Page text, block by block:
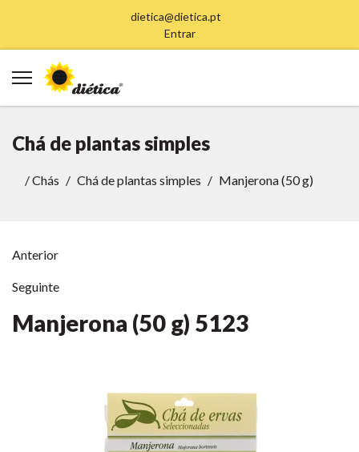
dietica@dietica.pt
Entrar
Chá de plantas simples
/Chás Chá de plantas simples Manjerona (50 g)
Anterior
Seguinte
Manjerona (50 g) 5123